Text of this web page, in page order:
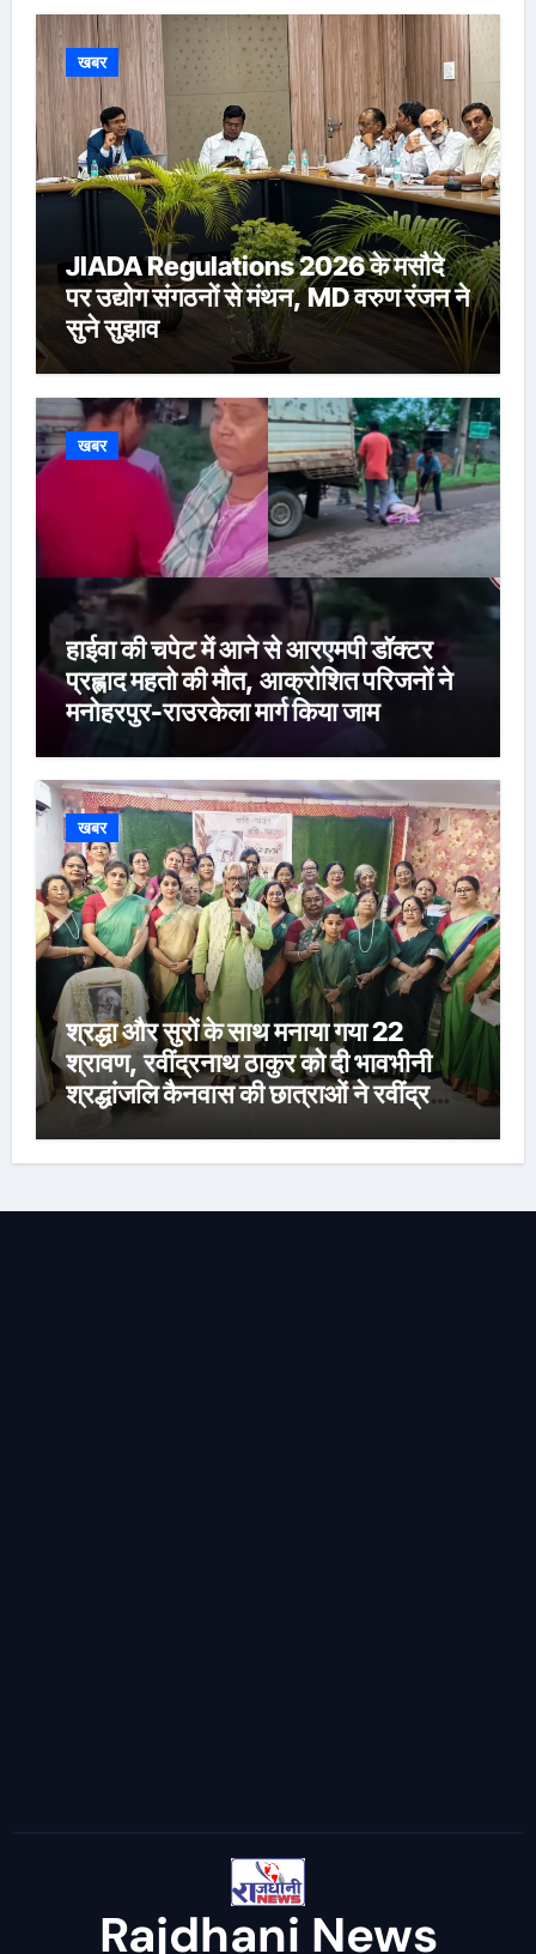
खबर
JIADA Regulations 2026 के मसौदे
पर उद्योग संगठनों से मंथन, MD वरुण रंजन ने
सुने सुझाव
खबर
हाईवा की चपेट में आने से आरएमपी डॉक्टर
प्रह्लाद महतो की मौत, आक्रोशित परिजनों ने
मनोहरपुर-राउरकेला मार्ग किया जाम
खबर
श्रद्धा और सुरों के साथ मनाया गया 22
श्रावण, रवींद्रनाथ ठाकुर को दी भावभीनी
श्रद्धांजलि कैनवास की छात्राओं ने रवींद्र
बांधा समां
Rajdhani News